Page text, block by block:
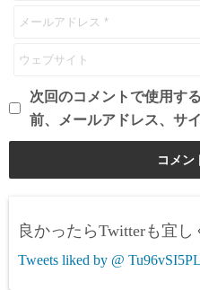
次回のコメントで使用す
前、メールアドレス、サ
良かったらTwitterも宜し
Tweets liked by @